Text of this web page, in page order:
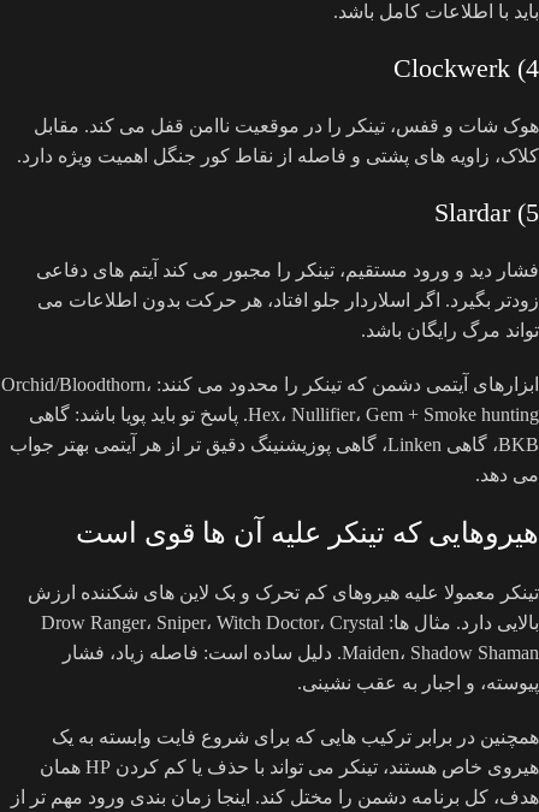
باید با اطلاعات کامل باشد.
4) Clockwerk
هوک شات و قفس، تینکر را در موقعیت ناامن قفل می کند. مقابل
کلاک، زاویه های پشتی و فاصله از نقاط کور جنگل اهمیت ویژه دارد.
5) Slardar
فشار دید و ورود مستقیم، تینکر را مجبور می کند آیتم های دفاعی
زودتر بگیرد. اگر اسلاردار جلو افتاد، هر حرکت بدون اطلاعات می
تواند مرگ رایگان باشد.
ابزارهای آیتمی دشمن که تینکر را محدود می کنند: Orchid/Bloodthorn،
Hex، Nullifier، Gem + Smoke hunting. پاسخ تو باید پویا باشد: گاهی
BKB، گاهی Linken، گاهی پوزیشنینگ دقیق تر از هر آیتمی بهتر جواب
می دهد.
هیروهایی که تینکر علیه آن ها قوی است
تینکر معمولا علیه هیروهای کم تحرک و بک لاین های شکننده ارزش
بالایی دارد. مثال ها: Drow Ranger، Sniper، Witch Doctor، Crystal
Maiden، Shadow Shaman. دلیل ساده است: فاصله زیاد، فشار
پیوسته، و اجبار به عقب نشینی.
همچنین در برابر ترکیب هایی که برای شروع فایت وابسته به یک
هیروی خاص هستند، تینکر می تواند با حذف یا کم کردن HP همان
هدف، کل برنامه دشمن را مختل کند. اینجا زمان بندی ورود مهم تر از